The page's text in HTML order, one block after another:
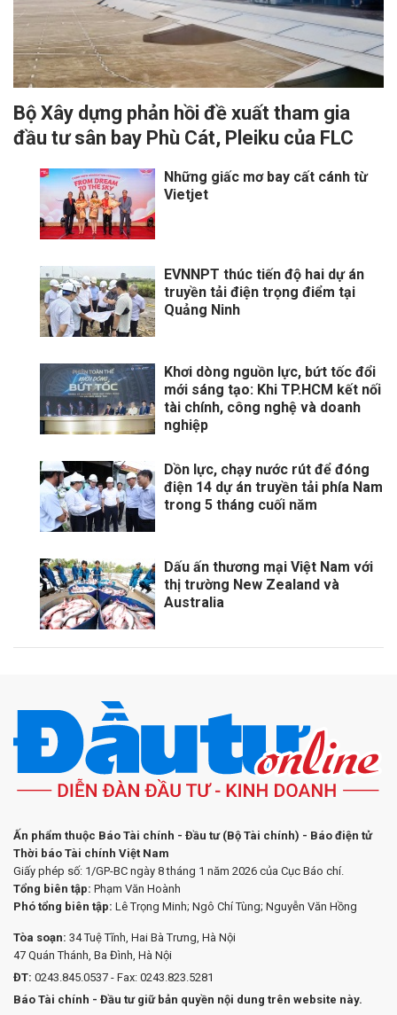
Bộ Xây dựng phản hồi đề xuất tham gia
đầu tư sân bay Phù Cát, Pleiku của FLC
Những giấc mơ bay cất cánh từ
Vietjet
EVNNPT thúc tiến độ hai dự án
truyền tải điện trọng điểm tại
Quảng Ninh
Khơi dòng nguồn lực, bứt tốc đổi
mới sáng tạo: Khi TP.HCM kết nối
tài chính, công nghệ và doanh
nghiệp
Dồn lực, chạy nước rút để đóng
điện 14 dự án truyền tải phía Nam
trong 5 tháng cuối năm
Dấu ấn thương mại Việt Nam với
thị trường New Zealand và
Australia
Ấn phẩm thuộc Báo Tài chính - Đầu tư (Bộ Tài chính) - Báo điện tử
Thời báo Tài chính Việt Nam
Giấy phép số: 1/GP-BC ngày 8 tháng 1 năm 2026 của Cục Báo chí.
Tổng biên tập: Phạm Văn Hoành
Phó tổng biên tập: Lê Trọng Minh; Ngô Chí Tùng; Nguyễn Văn Hồng
Tòa soạn: 34 Tuệ Tĩnh, Hai Bà Trưng, Hà Nội
47 Quán Thánh, Ba Đình, Hà Nội
ĐT: 0243.845.0537 - Fax: 0243.823.5281
Báo Tài chính - Đầu tư giữ bản quyền nội dung trên website này.